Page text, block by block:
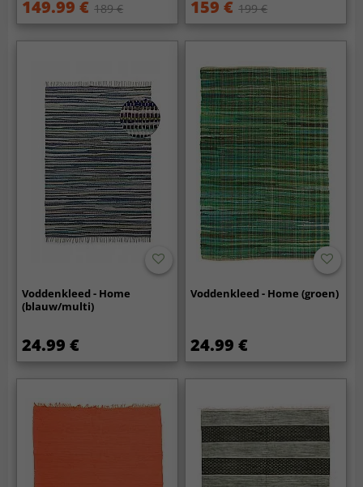
149.99 € 189 € 159 € 199 €
Voddenkleed - Home
(blauw/multi)
24.99 €
Voddenkleed - Home (groen)
24.99 €